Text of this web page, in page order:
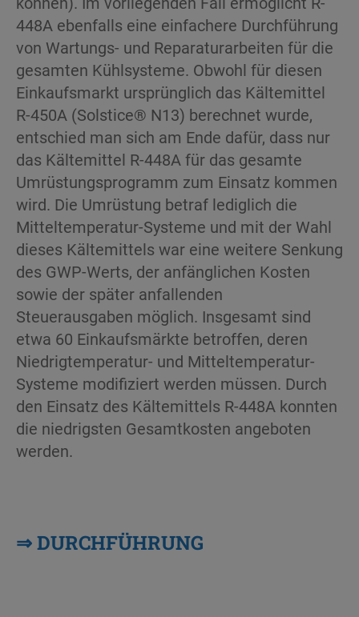
448A ebenfalls eine einfachere Durchführung
von Wartungs- und Reparaturarbeiten für die
gesamten Kühlsysteme. Obwohl für diesen
Einkaufsmarkt ursprünglich das Kältemittel
R-450A (Solstice® N13) berechnet wurde,
entschied man sich am Ende dafür, dass nur
das Kältemittel R-448A für das gesamte
Umrüstungsprogramm zum Einsatz kommen
wird. Die Umrüstung betraf lediglich die
Mitteltemperatur-Systeme und mit der Wahl
dieses Kältemittels war eine weitere Senkung
des GWP-Werts, der anfänglichen Kosten
sowie der später anfallenden
Steuerausgaben möglich. Insgesamt sind
etwa 60 Einkaufsmärkte betroffen, deren
Niedrigtemperatur- und Mitteltemperatur-
Systeme modifiziert werden müssen. Durch
den Einsatz des Kältemittels R-448A konnten
die niedrigsten Gesamtkosten angeboten
werden.
⇒DURCHFÜHRUNG